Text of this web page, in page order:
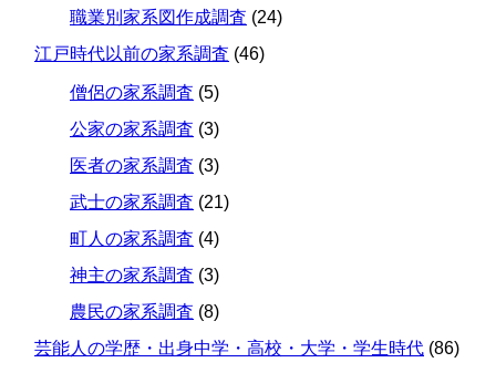
職業別家系図作成調査 (24)
江戸時代以前の家系調査 (46)
僧侶の家系調査 (5)
公家の家系調査 (3)
医者の家系調査 (3)
武士の家系調査 (21)
町人の家系調査 (4)
神主の家系調査 (3)
農民の家系調査 (8)
芸能人の学歴・出身中学・高校・大学・学生時代 (86)